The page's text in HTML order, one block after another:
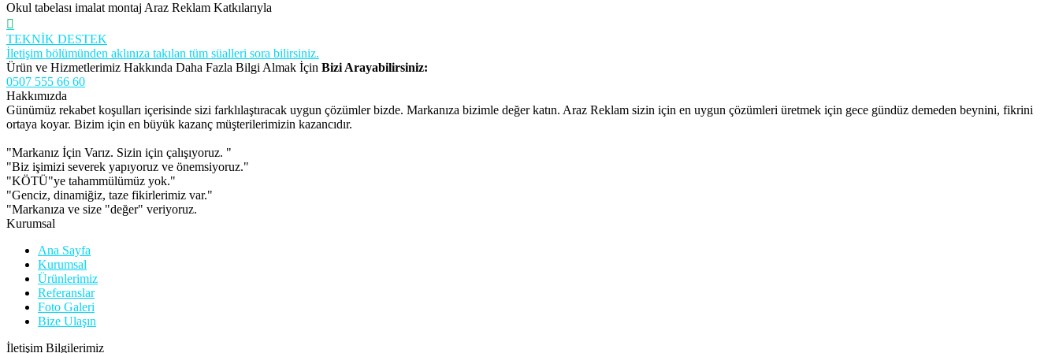
Okul tabelası imalat montaj Araz Reklam Katkılarıyla
TEKNİK DESTEK
İletişim bölümünden aklınıza takılan tüm süalleri sora bilirsiniz.
Ürün ve Hizmetlerimiz Hakkında Daha Fazla Bilgi Almak İçin Bizi Arayabilirsiniz:
0507 555 66 60
Hakkımızda
Günümüz rekabet koşulları içerisinde sizi farklılaştıracak uygun çözümler bizde. Markanıza bizimle değer katın. Araz Reklam sizin için en uygun çözümleri üretmek için gece gündüz demeden beynini, fikrini
ortaya koyar. Bizim için en büyük kazanç müşterilerimizin kazancıdır.
"Markanız İçin Varız. Sizin için çalışıyoruz. "
"Biz işimizi severek yapıyoruz ve önemsiyoruz."
"KÖTÜ"ye tahammülümüz yok."
"Genciz, dinamiğiz, taze fikirlerimiz var."
"Markanıza ve size "değer" veriyoruz.
Kurumsal
Ana Sayfa
Kurumsal
Ürünlerimiz
Referanslar
Foto Galeri
Bize Ulaşın
İletişim Bilgilerimiz